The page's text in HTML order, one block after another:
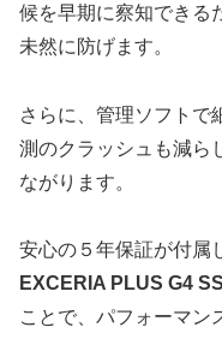
候を早期に察知できる
未然に防げます。
さらに、管理ソフトで
測のクラッシュも減ら
ながります。
安心の５年保証が付属
EXCERIA PLUS G4
ことで、パフォーマン